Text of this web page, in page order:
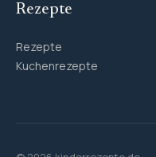
Rezepte
Rezepte
Kuchenrezepte